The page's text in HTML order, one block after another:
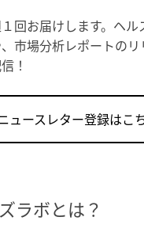
回お届けします。ヘル
市場分析レポートのリ
！
ュースレター登録はこ
ラボとは？